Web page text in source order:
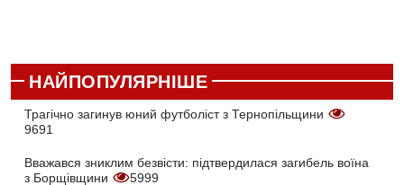
НАЙПОПУЛЯРНІШЕ
Трагічно загинув юний футболіст з Тернопільщини
9691
Вважався зниклим безвісти: підтвердилася загибель воїна
з Борщівщини
5999